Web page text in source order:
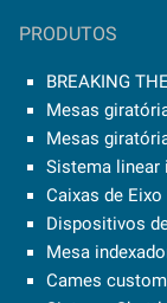
PRODUTOS
BREAKING
Mesas
Mesas
Sistema linear
Caixas de
Dispositivos
Mesa
Cames